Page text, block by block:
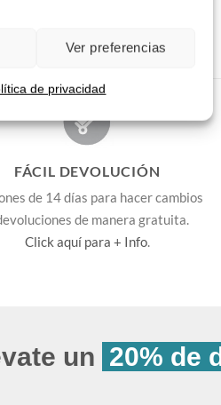
Ver preferencias
de privacidad
FÁCIL DEVOLUCIÓN
de 14 días para hacer cambios
de manera gratuita.
Click aquí para + Info.
un 20% de